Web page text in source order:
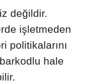
değildir.
işletmeden
politikalarını
hale